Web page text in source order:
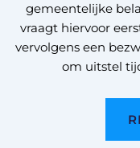
gemeentelijke
vraagt hiervoor
vervolgens een
om uitstel